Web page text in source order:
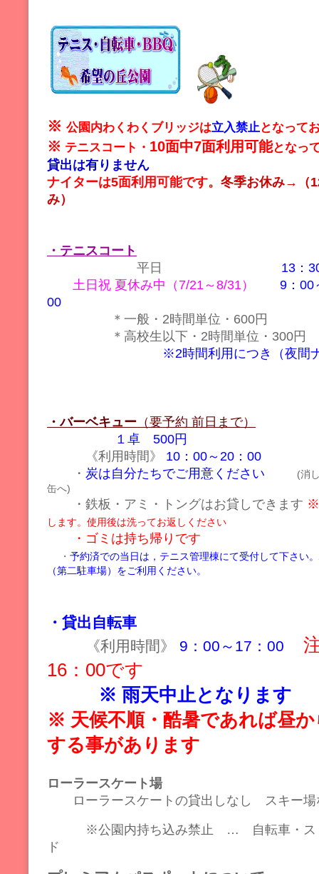
※ 公園内わくわくブリッジは立入禁止 となって
※ テニスコート ・ 10面中7面利用可能となっ
貸出は有りません
ナイターは5面利用可能です。冬季お休み→（
み）
・テニスコート
平日 13：
土日祝 夏休み中（7/21～8/31）
9：00
00
＊一般・2時間単位・600
＊高校生以下・2時間単位・
※2時間利用につき
（夜
・バーベキュー （要予約 前日まで）
１卓 500円
《利用時間》 10：00～20：00
・ 炭は自分たちでご用意ください
(消し
缶へ)
・鉄板・アミ・トングはお貸しできます
します。使用後は洗ってお返しください
・ゴミは持ち帰りです
・予約済での当日は，テニス管理棟にて受付して下さい
（第二駐車場）をご利用ください。
・貸出自転車
《利用時間》 9：00～17：00
16：00です
※ 雨天中止となります
※ 天候不順・酷暑であれば昼
する事があります
ローラースケート場
ローラースケートの貸出しなし スキー場
※公園内持ち込み禁止 … 自転車・スト
ド